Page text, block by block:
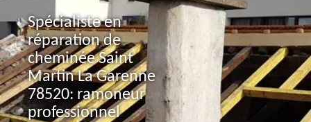
Spécialiste en
réparation de
cheminée Saint
Martin La Garenne
78520: ramoneur
professionnel